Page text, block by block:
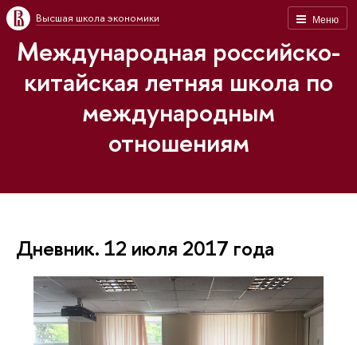
Меню
Высшая школа экономики
Международная российско-
китайская летняя школа по
международным
отношениям
Дневник. 12 июля 2017 года